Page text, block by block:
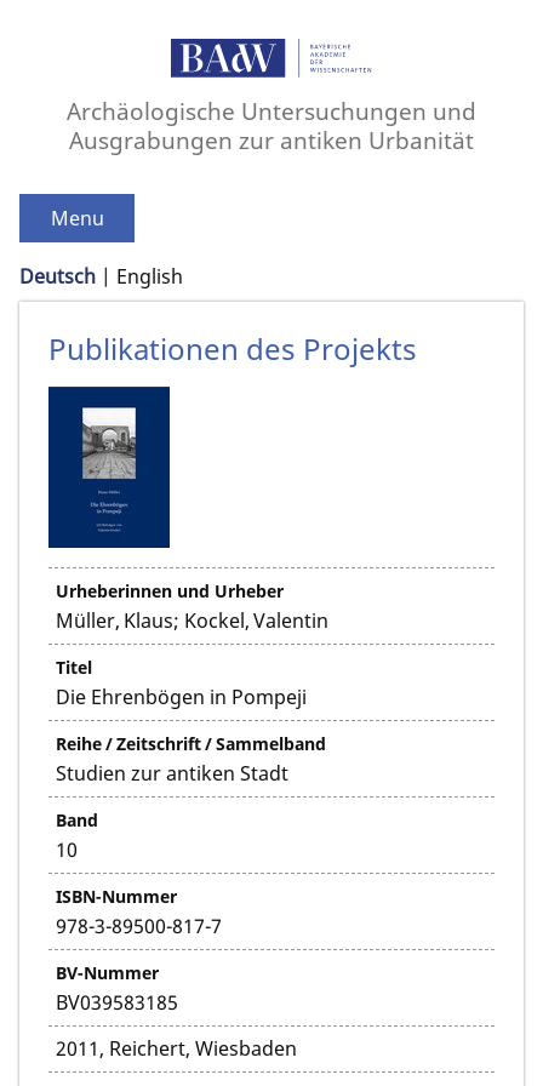
Archäologische Untersuchungen und
Ausgrabungen zur antiken Urbanität
Menu
Deutsch English
Publikationen des Projekts
Urheberinnen und Urheber
Müller, Klaus; Kockel, Valentin
Titel
Die Ehrenbögen in Pompeji
Reihe / Zeitschrift / Sammelband
Studien zur antiken Stadt
Band
10
ISBN-Nummer
978-3-89500-817-7
BV-Nummer
BV039583185
2011, Reichert, Wiesbaden